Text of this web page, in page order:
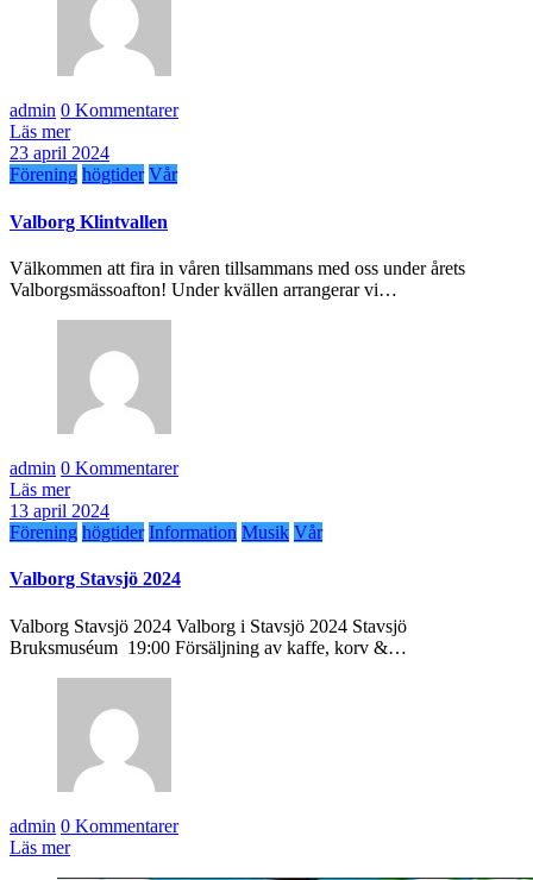
admin 0 Kommentarer
Läs mer
23 april 2024
Förening högtider Vår
Valborg Klintvallen
Välkommen att fira in våren tillsammans med oss under årets
Valborgsmässoafton! Under kvällen arrangerar vi…
admin 0 Kommentarer
Läs mer
13 april 2024
Förening högtider Information Musik Vår
Valborg Stavsjö 2024
Valborg Stavsjö 2024 Valborg i Stavsjö 2024 Stavsjö
Bruksmuséum 19:00 Försäljning av kaffe, korv &…
admin 0 Kommentarer
Läs mer